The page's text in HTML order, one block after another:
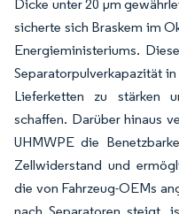
Dicke unter 20 µm
sicherte sich Braskem im
Energieministeriums.
Separatorpulverkapazität
Lieferketten zu stärken
schaffen. Darüber hinaus
UHMWPE die
Zellwiderstand und
die von Fahrzeug-OEMs